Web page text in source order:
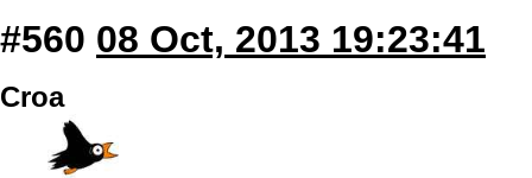
#560 08 Oct, 2013 19:23:41
Croa